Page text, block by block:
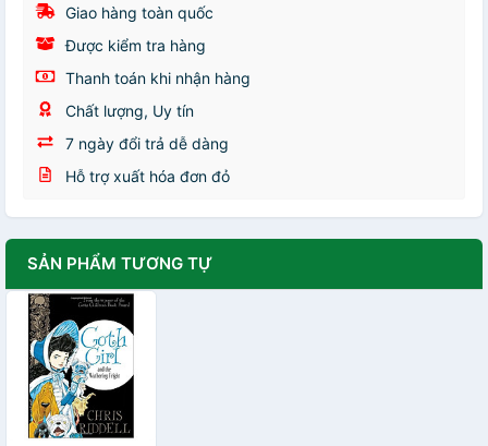
Giao hàng toàn quốc
Được kiểm tra hàng
Thanh toán khi nhận hàng
Chất lượng, Uy tín
7 ngày đổi trả dễ dàng
Hỗ trợ xuất hóa đơn đỏ
SẢN PHẨM TƯƠNG TỰ